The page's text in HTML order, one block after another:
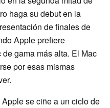
haga su debut en la
de finales de
Apple prefiere
gama más alta. El Mac
por esas mismas
se ciñe a un ciclo de